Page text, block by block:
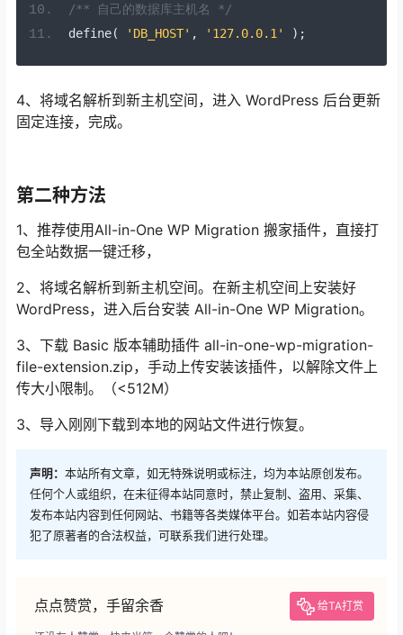
/** 自己的数据库主机名 */
define( 'DB_HOST' , '127.0.0.1' );
4、将域名解析到新主机空间，进入 WordPress 后台更新
固定连接，完成。
第二种方法
1、推荐使用All-in-One WP Migration 搬家插件，直接打
包全站数据一键迁移，
2、将域名解析到新主机空间。在新主机空间上安装好
WordPress，进入后台安装 All-in-One WP Migration。
3、下载 Basic 版本辅助插件 all-in-one-wp-migration-
file-extension.zip，手动上传安装该插件，以解除文件上
传大小限制。（<512M）
3、导入刚刚下载到本地的网站文件进行恢复。
声明： 本站所有文章，如无特殊说明或标注，均为本站原创发布。
任何个人或组织，在未征得本站同意时，禁止复制、盗用、采集、
发布本站内容到任何网站、书籍等各类媒体平台。如若本站内容侵
犯了原著者的合法权益，可联系我们进行处理。
点点赞赏，手留余香 给TA打赏